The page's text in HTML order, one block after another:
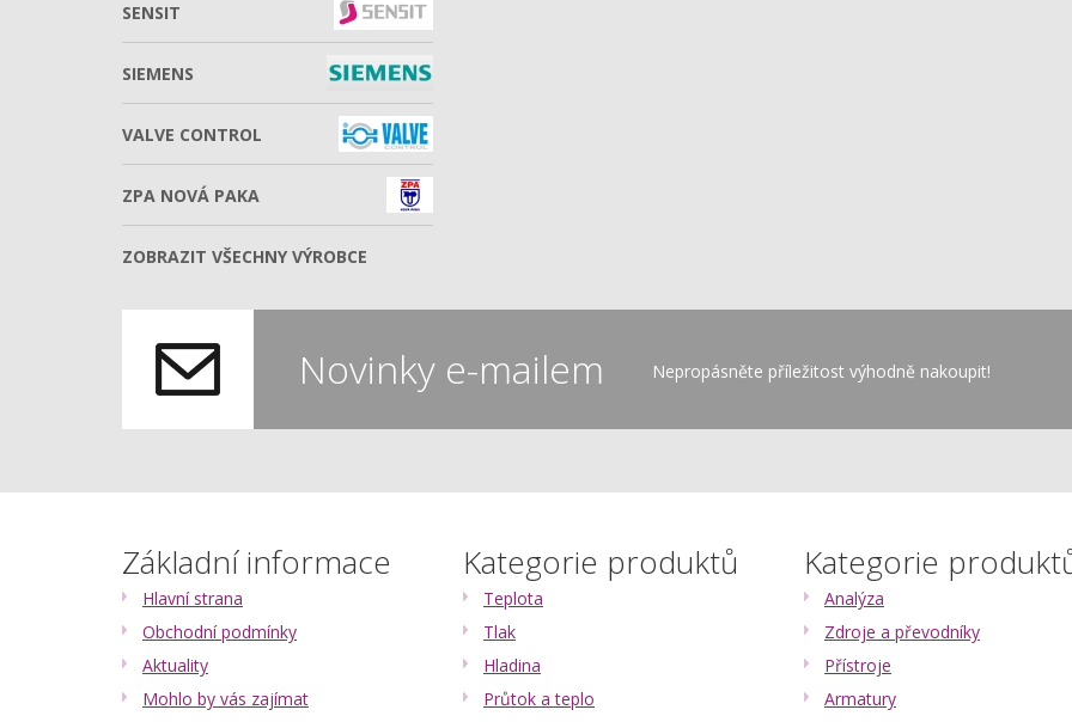
SENSIT
SIEMENS
VALVE CONTROL
ZPA NOVÁ PAKA
ZOBRAZIT VŠECHNY VÝROBCE
Novinky e-mailem Nepropásněte příležitost výhodně nakoupit!
Základní informace
Hlavní strana
Obchodní podmínky
Aktuality
Mohlo by vás zajímat
Kategorie produktů
Teplota
Tlak
Hladina
Průtok a teplo
Kategorie
Analýza
Zdroje a převodníky
Přístroje
Armatury